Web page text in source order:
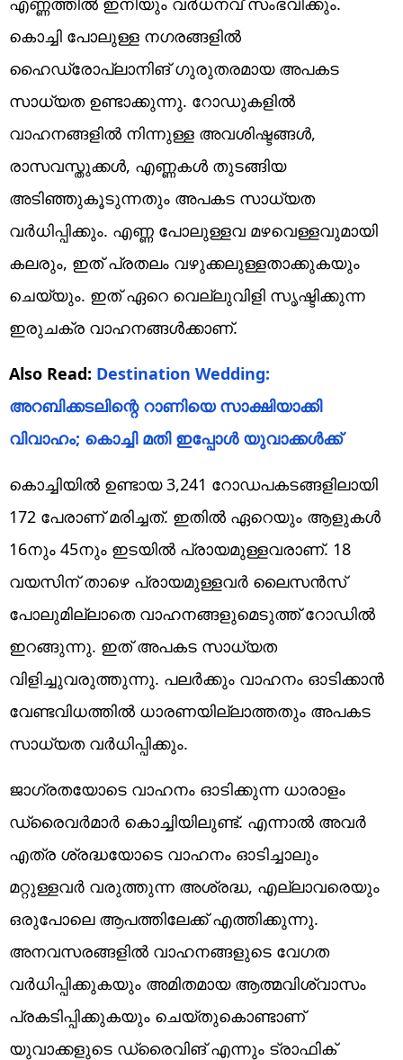
കൊച്ചി പോലുള്ള നഗരങ്ങളില്‍
ഹൈഡ്രോപ്ലാനിങ് ഗുരുതരമായ അപകട
സാധ്യത ഉണ്ടാക്കുന്നു. റോഡുകളില്‍
വാഹനങ്ങളില്‍ നിന്നുള്ള അവശിഷ്ടങ്ങള്‍,
രാസവസ്തുക്കള്‍, എണ്ണകള്‍ തുടങ്ങിയ
അടിഞ്ഞുകൂടുന്നതും അപകട സാധ്യത
വര്‍ധിപ്പിക്കും. എണ്ണ പോലുള്ളവ മഴവെള്ളവുമായി
കലരും, ഇത് പ്രതലം വഴുക്കലുള്ളതാക്കുകയും
ചെയ്യും. ഇത് ഏറെ വെല്ലുവിളി സൃഷ്ടിക്കുന്ന
ഇരുചക്ര വാഹനങ്ങള്‍ക്കാണ്.
Also Read: Destination Wedding:
അറബിക്കടലിന്റെ റാണിയെ സാക്ഷിയാക്കി
വിവാഹം; കൊച്ചി മതി ഇപ്പോള്‍ യുവാക്കള്‍ക്ക്
കൊച്ചിയില്‍ ഉണ്ടായ 3,241 റോഡപകടങ്ങളിലായി
172 പേരാണ് മരിച്ചത്. ഇതില്‍ ഏറെയും ആളുകള്‍
16നും 45നും ഇടയില്‍ പ്രായമുള്ളവരാണ്. 18
വയസിന് താഴെ പ്രായമുള്ളവര്‍ ലൈസന്‍സ്
പോലുമില്ലാതെ വാഹനങ്ങളുമെടുത്ത് റോഡില്‍
ഇറങ്ങുന്നു. ഇത് അപകട സാധ്യത
വിളിച്ചുവരുത്തുന്നു. പലര്‍ക്കും വാഹനം ഓടിക്കാന്‍
വേണ്ടവിധത്തില്‍ ധാരണയില്ലാത്തതും അപകട
സാധ്യത വര്‍ധിപ്പിക്കും.
ജാഗ്രതയോടെ വാഹനം ഓടിക്കുന്ന ധാരാളം
ഡ്രൈവര്‍മാര്‍ കൊച്ചിയിലുണ്ട്. എന്നാല്‍ അവര്‍
എത്ര ശ്രദ്ധയോടെ വാഹനം ഓടിച്ചാലും
മറ്റുള്ളവര്‍ വരുത്തുന്ന അശ്രദ്ധ, എല്ലാവരെയും
ഒരുപോലെ ആപത്തിലേക്ക് എത്തിക്കുന്നു.
അനവസരങ്ങളില്‍ വാഹനങ്ങളുടെ വേഗത
വര്‍ധിപ്പിക്കുകയും അമിതമായ ആത്മവിശ്വാസം
പ്രകടിപ്പിക്കുകയും ചെയ്തുകൊണ്ടാണ്
യുവാക്കളുടെ ഡ്രൈവിങ് എന്നും ട്രാഫിക്